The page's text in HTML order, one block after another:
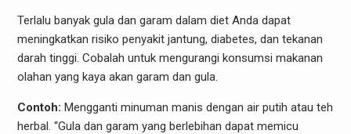
Terlalu banyak gula dan garam dalam diet Anda dapat
meningkatkan risiko penyakit jantung, diabetes, dan tekanan
darah tinggi. Cobalah untuk mengurangi konsumsi makanan
olahan yang kaya akan garam dan gula.
Contoh: Mengganti minuman manis dengan air putih atau teh
herbal. “Gula dan garam yang berlebihan dapat memicu